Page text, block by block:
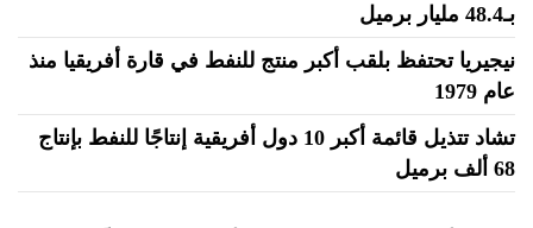
بـ48.4 مليار برميل
نيجيريا تحتفظ بلقب أكبر منتج للنفط في قارة أفريقيا منذ
عام 1979
تشاد تتذيل قائمة أكبر 10 دول أفريقية إنتاجًا للنفط بإنتاج
68 ألف برميل